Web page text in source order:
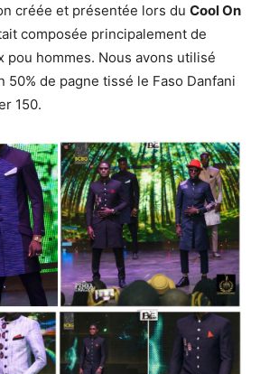
créée et présentée lors du Cool On
composée principalement de
pou hommes. Nous avons utilisé
de pagne tissé le Faso Danfani
150.